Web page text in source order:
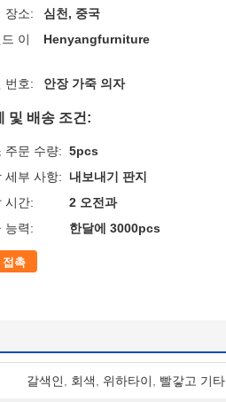
장소:
심천, 중국
이
Henyangfurniture
번호: 안장 가죽 의자
및 배송 조건:
주문 수량: 5pcs
세부 사항:
내보내기 판지
시간:
2 오전과
능력:
한달에 3000pcs
접촉
갈색인, 회색, 위하타이, 빨갛고 기타